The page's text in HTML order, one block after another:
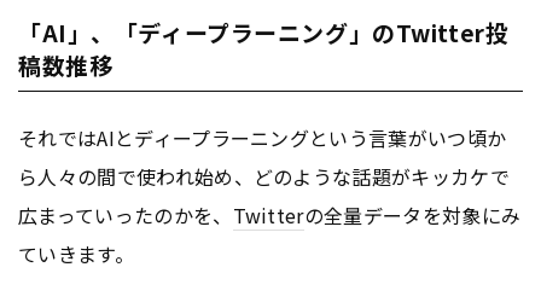
「AI」、「ディープラーニング」のTwitter投
稿数推移
それではAIとディープラーニングという言葉がいつ頃か
ら人々の間で使われ始め、どのような話題がキッカケで
広まっていったのかを、 Twitterの全量データを対象にみ
ていきます。